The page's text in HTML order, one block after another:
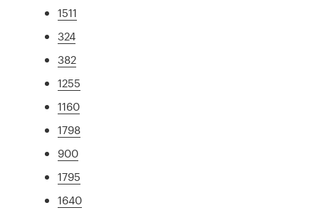
1511
324
382
1255
1160
1798
900
1795
1640